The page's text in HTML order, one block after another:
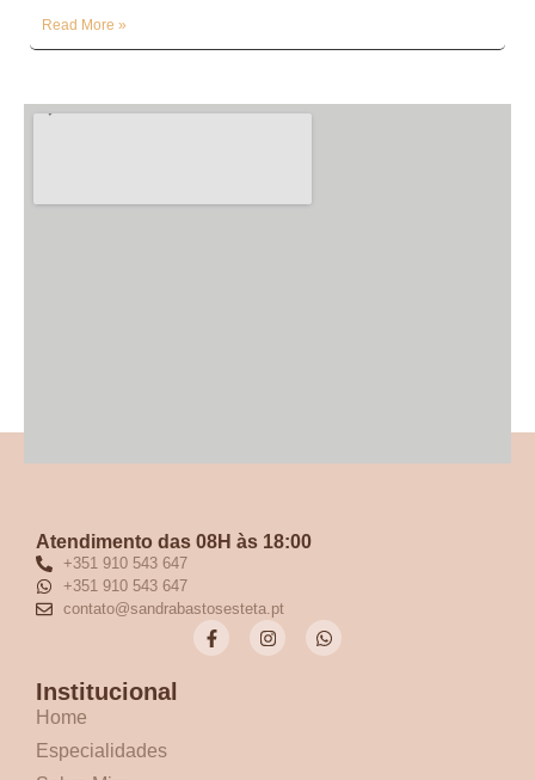
Read More »
Atendimento das 08H às 18:00
+351 910 543 647
+351 910 543 647
contato@sandrabastosesteta.pt
Institucional
Home
Especialidades